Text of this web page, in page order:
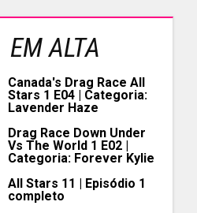
EM ALTA
Canada's Drag Race All
Stars 1 E04 | Categoria:
Lavender Haze
Drag Race Down Under
Vs The World 1 E02 |
Categoria: Forever Kylie
All Stars 11 | Episódio 1
completo